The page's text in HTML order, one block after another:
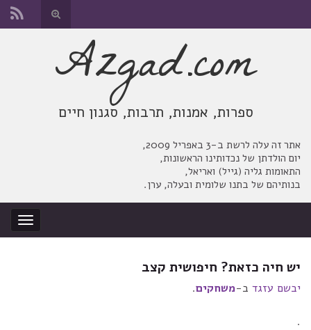
החלף
טופס
אתר זה עלה לרשת ב-3 באפריל 2009,
יום הולדתן של נכדותינו הראשונות,
התאומות גליה (גייל) ואריאל,
בנותיהם של בתנו שלומית ובעלה, ערן.
החלף
ניווט
Azgad.com
ספרות, אמנות, תרבות, סגנון חיים
יש חיה כזאת? חיפושית קצב
יבשם עזגד ב-משחקים.
.